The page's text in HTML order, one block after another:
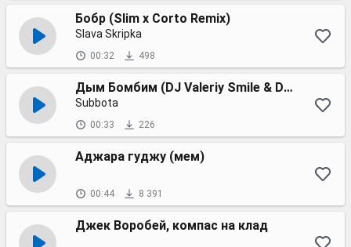
Бобр (Slim x Corto Remix)
Slava Skripka
00:32 498
Дым Бомбим (DJ Valeriy Smile & DJ Sasha Senser Remix)
Subbota
00:33 226
Аджара гуджу (мем)
00:44 8 391
Джек Воробей, компас на клад